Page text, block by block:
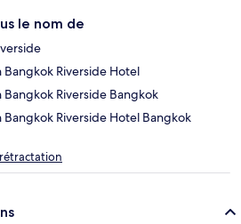
le nom de
Riverside Hotel
Riverside Bangkok
Riverside Hotel Bangkok